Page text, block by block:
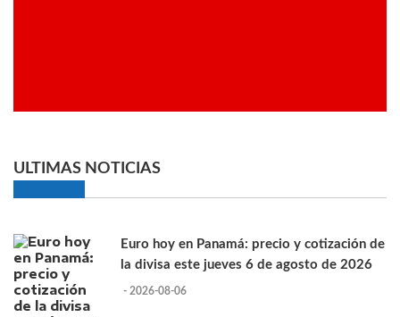
ULTIMAS NOTICIAS
Euro hoy en Panamá: precio y cotización de
la divisa este jueves 6 de agosto de 2026
- 2026-08-06